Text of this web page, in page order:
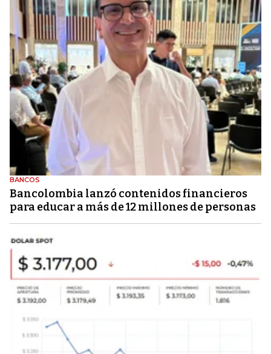
BANCOS
Bancolombia lanzó contenidos financieros
para educar a más de 12 millones de personas